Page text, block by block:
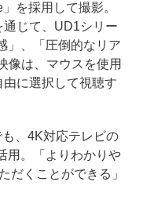
を採用して撮影。
じて、UD1シリー
」、「圧倒的なリア
像は、マウスを使用
に選択して視聴す
、4K対応テレビの
用。「よりわかりや
だくことができる」